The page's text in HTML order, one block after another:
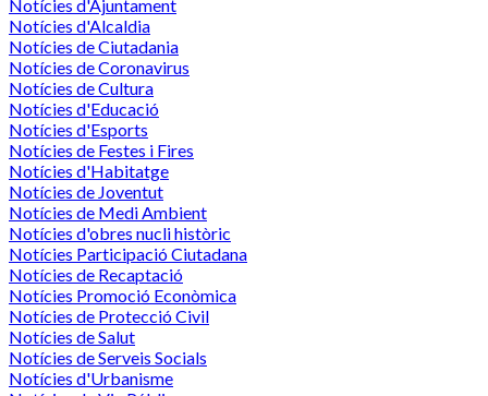
Notícies d'Ajuntament
Notícies d'Alcaldia
Notícies de Ciutadania
Notícies de Coronavirus
Notícies de Cultura
Notícies d'Educació
Notícies d'Esports
Notícies de Festes i Fires
Notícies d'Habitatge
Notícies de Joventut
Notícies de Medi Ambient
Notícies d'obres nucli històric
Notícies Participació Ciutadana
Notícies de Recaptació
Notícies Promoció Econòmica
Notícies de Protecció Civil
Notícies de Salut
Notícies de Serveis Socials
Notícies d'Urbanisme